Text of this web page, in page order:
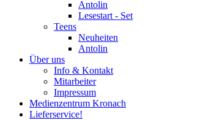
Antolin
Lesestart - Set
Teens
Neuheiten
Antolin
Über uns
Info & Kontakt
Mitarbeiter
Impressum
Medienzentrum Kronach
Lieferservice!